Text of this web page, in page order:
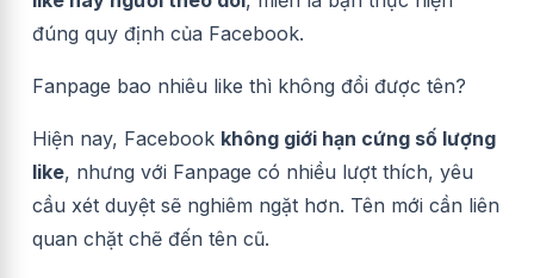
đúng quy định của Facebook.
Fanpage bao nhiêu like thì không đổi được tên?
Hiện nay, Facebook không giới hạn cứng số lượng
like, nhưng với Fanpage có nhiều lượt thích, yêu
cầu xét duyệt sẽ nghiêm ngặt hơn. Tên mới cần liên
quan chặt chẽ đến tên cũ.